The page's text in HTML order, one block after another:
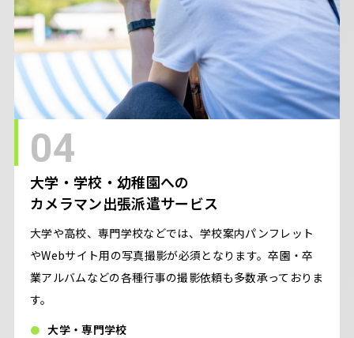
04
大学・学校・幼稚園への
カメラマン出張派遣サービス
大学や高校、専門学校などでは、学校案内パンフレット
やWebサイト用の写真撮影が必須となります。卒園・卒
業アルバムなどの各種行事の撮影依頼も多数承っておりま
す。
大学・専門学校